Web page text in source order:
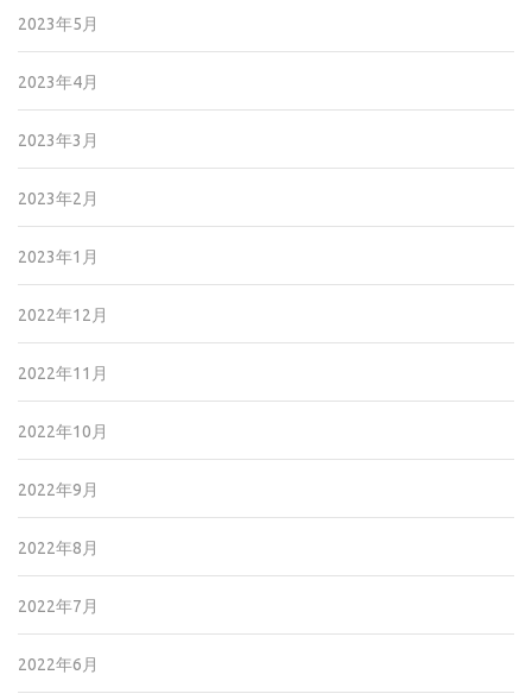
2023年5月
2023年4月
2023年3月
2023年2月
2023年1月
2022年12月
2022年11月
2022年10月
2022年9月
2022年8月
2022年7月
2022年6月